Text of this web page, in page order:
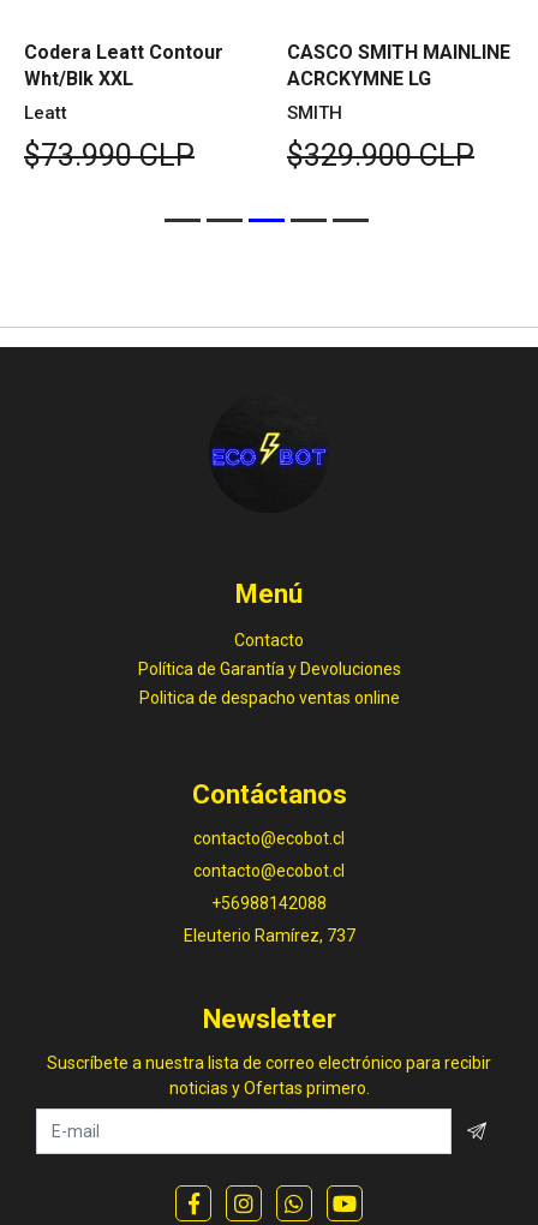
Codera Leatt Contour
Wht/Blk XXL
Leatt
$73.990 CLP
CASCO SMITH MAINLINE
ACRCKYMNE LG
SMITH
$329.900 CLP
Menú
Contacto
Política de Garantía y Devoluciones
Politica de despacho ventas online
Contáctanos
contacto@ecobot.cl
contacto@ecobot.cl
+56988142088
Eleuterio Ramírez, 737
Newsletter
Suscríbete a nuestra lista de correo electrónico para recibir
noticias y Ofertas primero.